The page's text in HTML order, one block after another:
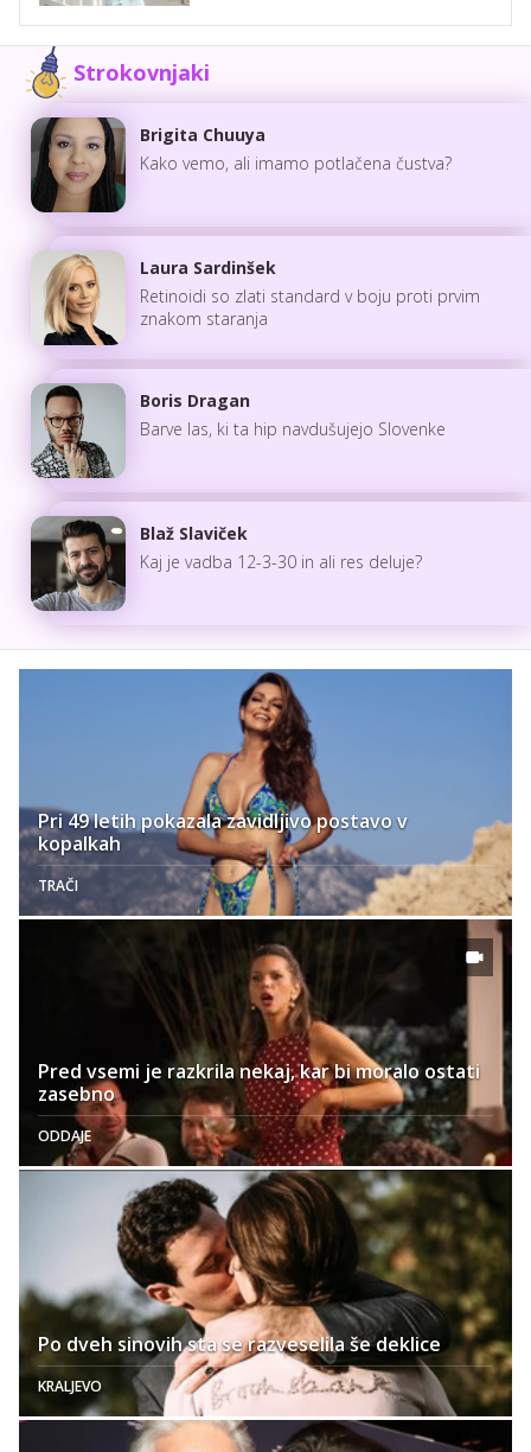
Strokovnjaki
Brigita Chuuya
Kako vemo, ali imamo potlačena čustva?
Laura Sardinšek
Retinoidi so zlati standard v boju proti prvim
znakom staranja
Boris Dragan
Barve las, ki ta hip navdušujejo Slovenke
Blaž Slaviček
Kaj je vadba 12-3-30 in ali res deluje?
Pri 49 letih pokazala zavidljivo postavo v
kopalkah
TRAČI
Pred vsemi je razkrila nekaj, kar bi moralo ostati
zasebno
ODDAJE
Po dveh sinovih sta se razveselila še deklice
KRALJEVO